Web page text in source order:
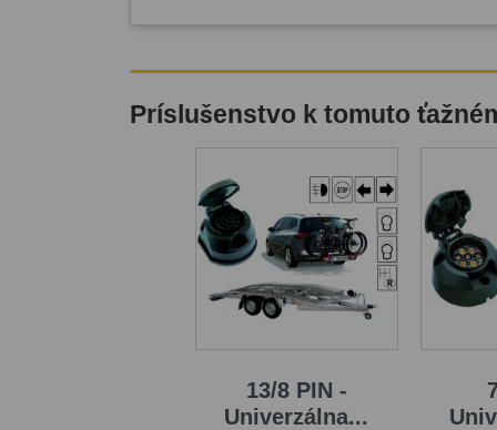
Príslušenstvo k tomuto
13/8 PIN -
Univerzálna...